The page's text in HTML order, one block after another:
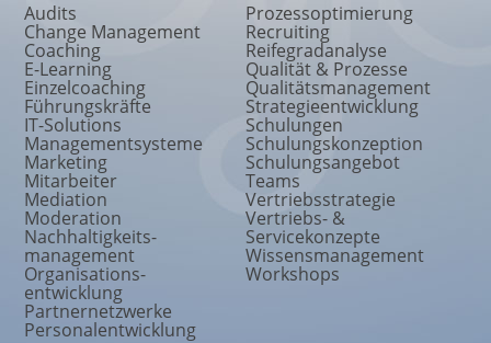
Audits
Change Management
Coaching
E-Learning
Einzelcoaching
Führungskräfte
IT-Solutions
Managementsysteme
Marketing
Mitarbeiter
Mediation
Moderation
Nachhaltigkeits-
management
Organisations-
entwicklung
Partnernetzwerke
Personalentwicklung
Prozessoptimierung
Recruiting
Reifegradanalyse
Qualität & Prozesse
Qualitätsmanagement
Strategieentwicklung
Schulungen
Schulungskonzeption
Schulungsangebot
Teams
Vertriebsstrategie
Vertriebs- &
Servicekonzepte
Wissensmanagement
Workshops